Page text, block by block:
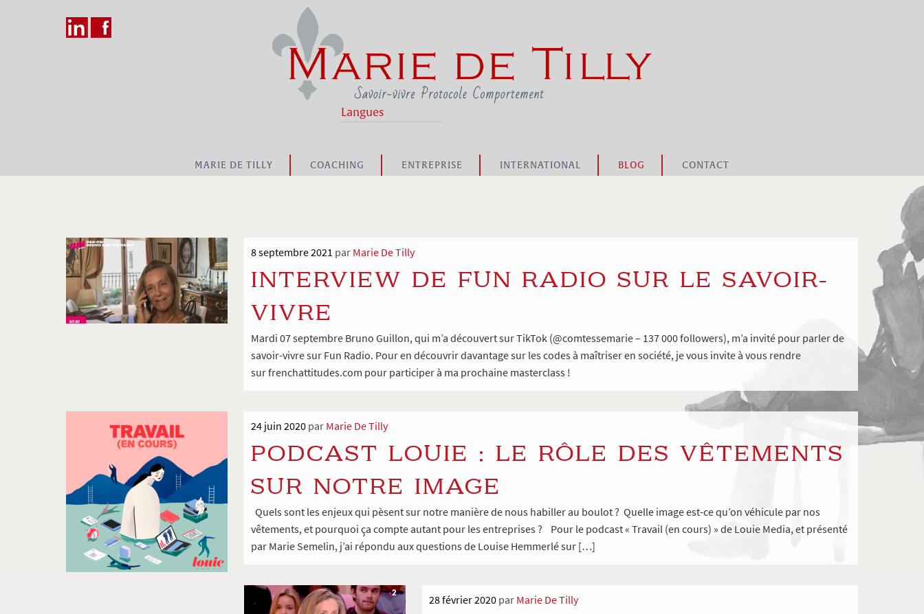
Langues
MARIE DE TILLY COACHING ENTREPRISE INTERNATIONAL BLOG CONTACT
8 septembre 2021 parMarie De Tilly
INTERVIEW DE FUN RADIO SUR LE SAVOIR-
VIVRE
Mardi 07 septembre Bruno Guillon, qui m’a découvert sur TikTok (@comtessemarie – 137 000 followers), m’a invité pour parler de
savoir-vivre sur Fun Radio. Pour en découvrir davantage sur les codes à maîtriser en société, je vous invite à vous rendre
sur frenchattitudes.com pour participer à ma prochaine masterclass !
24 juin 2020parMarie De Tilly
PODCAST LOUIE : LE RÔLE DES VÊTEMENTS
SUR NOTRE IMAGE
Quels sont les enjeux qui pèsent sur notre manière de nous habiller au boulot ? Quelle image est-ce qu’on véhicule par nos
vêtements, et pourquoi ça compte autant pour les entreprises ? Pour le podcast « Travail (en cours) » de Louie Media, et présenté
par Marie Semelin, j’ai répondu aux questions de Louise Hemmerlé sur […]
28 février 2020parMarie De Tilly